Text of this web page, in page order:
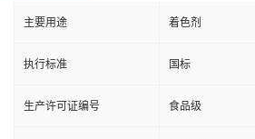
主要用途 着色剂
执行标准 国标
生产许可证编号 食品级